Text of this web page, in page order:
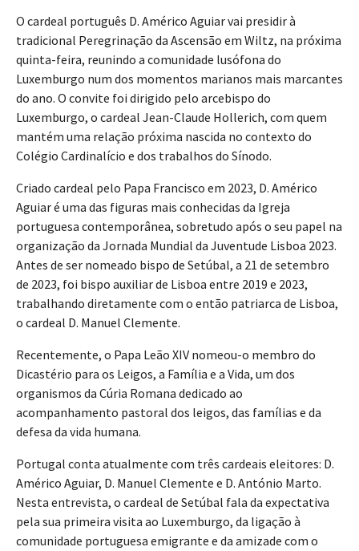
O cardeal português D. Américo Aguiar vai presidir à
tradicional Peregrinação da Ascensão em Wiltz, na próxima
quinta-feira, reunindo a comunidade lusófona do
Luxemburgo num dos momentos marianos mais marcantes
do ano. O convite foi dirigido pelo arcebispo do
Luxemburgo, o cardeal Jean-Claude Hollerich, com quem
mantém uma relação próxima nascida no contexto do
Colégio Cardinalício e dos trabalhos do Sínodo.
Criado cardeal pelo Papa Francisco em 2023, D. Américo
Aguiar é uma das figuras mais conhecidas da Igreja
portuguesa contemporânea, sobretudo após o seu papel na
organização da Jornada Mundial da Juventude Lisboa 2023.
Antes de ser nomeado bispo de Setúbal, a 21 de setembro
de 2023, foi bispo auxiliar de Lisboa entre 2019 e 2023,
trabalhando diretamente com o então patriarca de Lisboa,
o cardeal D. Manuel Clemente.
Recentemente, o Papa Leão XIV nomeou-o membro do
Dicastério para os Leigos, a Família e a Vida, um dos
organismos da Cúria Romana dedicado ao
acompanhamento pastoral dos leigos, das famílias e da
defesa da vida humana.
Portugal conta atualmente com três cardeais eleitores: D.
Américo Aguiar, D. Manuel Clemente e D. António Marto.
Nesta entrevista, o cardeal de Setúbal fala da expectativa
pela sua primeira visita ao Luxemburgo, da ligação à
comunidade portuguesa emigrante e da amizade com o